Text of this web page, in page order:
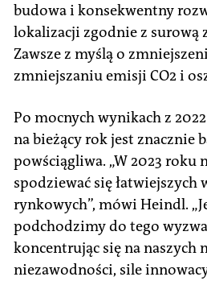
budowa i konsekwentny
lokalizacji zgodnie z surową
Zawsze z myślą o
zmniejszaniu emisji CO2 i
Po mocnych wynikach z
na bieżący rok jest znacznie
powściągliwa. „W 2023 roku
spodziewać się łatwiejszych
rynkowych”, mówi Heindl.
podchodzimy do tego
koncentrując się na naszych
niezawodności, sile